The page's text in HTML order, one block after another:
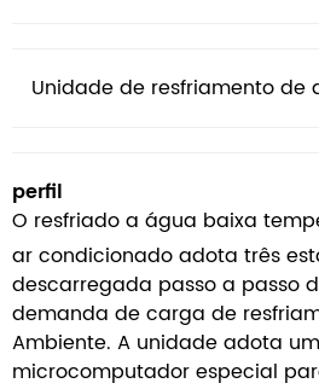
Unidade de resfriamento de
perfil
O resfriado a água baixa
ar condicionado adota três
descarregada passo a passo
demanda de carga de
Ambiente. A unidade adota
microcomputador especial